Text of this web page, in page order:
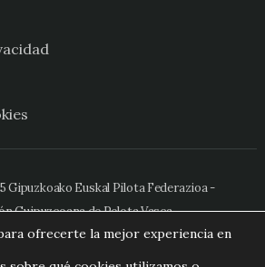
Gipuzkoako Euskal Pilota Federazioa -
Guipuzcoana de Pelota Vasca
ofrecerte la mejor experiencia en